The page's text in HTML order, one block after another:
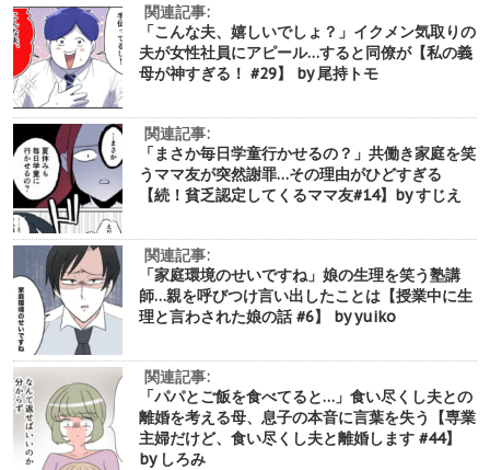
関連記事:
「こんな夫、嬉しいでしょ？」イクメン気取りの
夫が女性社員にアピール…すると同僚が【私の義
母が神すぎる！ #29】 by 尾持トモ
関連記事:
「まさか毎日学童行かせるの？」共働き家庭を笑
うママ友が突然謝罪…その理由がひどすぎる
【続！貧乏認定してくるママ友#14】by すじえ
関連記事:
「家庭環境のせいですね」娘の生理を笑う塾講
師…親を呼びつけ言い出したことは【授業中に生
理と言わされた娘の話 #6】 by yuiko
関連記事:
「パパとご飯を食べてると…」食い尽くし夫との
離婚を考える母、息子の本音に言葉を失う【専業
主婦だけど、食い尽くし夫と離婚します #44】
by しろみ